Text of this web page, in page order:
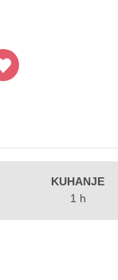
KUHANJE
1 h